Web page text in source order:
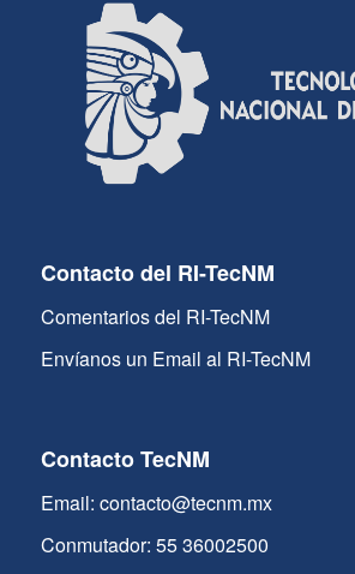
Contacto del RI-TecNM
Comentarios del RI-TecNM
Envíanos un Email al RI-TecNM
Contacto TecNM
Email: contacto@tecnm.mx
Conmutador: 55 36002500